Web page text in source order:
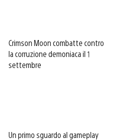
Crimson Moon combatte contro
la corruzione demoniaca il 1
settembre
Un primo sguardo al gameplay